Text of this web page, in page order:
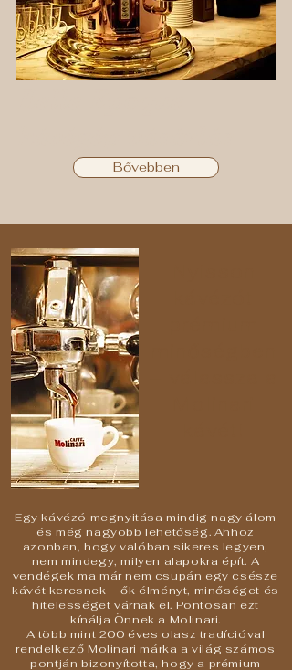
Bővebben
Egy kávézó megnyitása mindig nagy álom
és még nagyobb lehetőség. Ahhoz
azonban, hogy valóban sikeres legyen,
nem mindegy, milyen alapokra épít. A
vendégek ma már nem csupán egy csésze
kávét keresnek – ők élményt, minőséget és
hitelességet várnak el. Pontosan ezt
kínálja Önnek a Molinari.
A több mint 200 éves olasz tradícióval
rendelkező Molinari márka a világ számos
pontján bizonyította, hogy a prémium